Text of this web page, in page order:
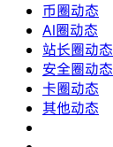
币圈动态
AI圈动态
站长圈动态
安全圈动态
卡圈动态
其他动态